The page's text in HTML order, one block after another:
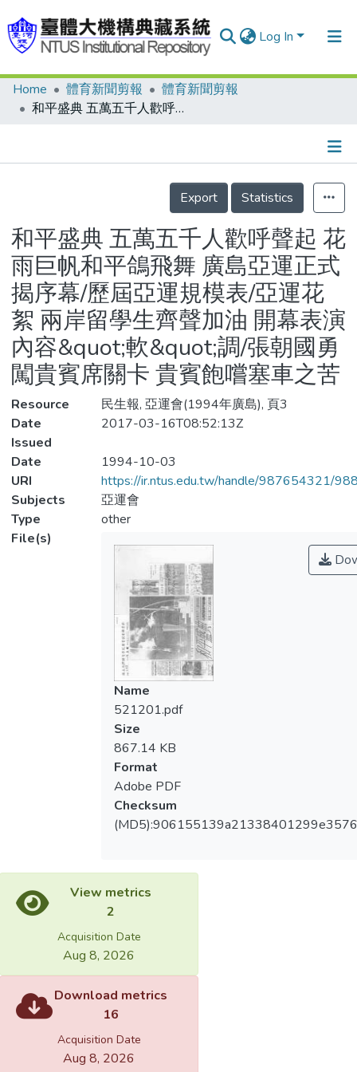
Log In
Communities & Collections
Statistics
Home 體育新聞剪報
體育新聞剪報
和平盛典 五萬五千人歡呼聲起 花雨巨帆和平鴿飛舞 廣島亞運正式揭序幕/歷屆亞運規模表/亞運花絮 兩岸留學生齊聲加油 開幕表演內容&quot;軟&quot;調/張朝國勇闖貴賓席關卡 貴賓飽嚐塞車之苦
Details
Export
Statistics
和平盛典 五萬五千人歡呼聲起 花
雨巨帆和平鴿飛舞 廣島亞運正式
揭序幕/歷屆亞運規模表/亞運花
絮 兩岸留學生齊聲加油 開幕表演
內容&quot;軟&quot;調/張朝國勇
闖貴賓席關卡 貴賓飽嚐塞車之苦
Resource
民生報, 亞運會(1994年廣島), 頁3
Date
Issued
2017-03-16T08:52:13Z
Date
1994-10-03
URI
https://ir.ntus.edu.tw/handle/987654321/
Subjects
亞運會
Type
other
File(s)
Name
521201.pdf
Size
867.14 KB
Format
Adobe PDF
Checksum
View metrics
2
Acquisition Date
Aug 8, 2026
Download metrics
16
Acquisition Date
Aug 8, 2026